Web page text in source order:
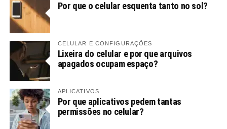
Por que o celular esquenta tanto no sol?
CELULAR E CONFIGURAÇÕES
Lixeira do celular e por que arquivos
apagados ocupam espaço?
APLICATIVOS
Por que aplicativos pedem tantas
permissões no celular?